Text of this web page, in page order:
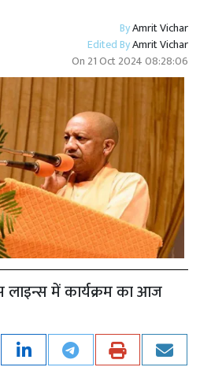
ByAmrit Vichar
Edited ByAmrit Vichar
On 21 Oct 2024 08:28:06
लाइन्स में कार्यक्रम का आज